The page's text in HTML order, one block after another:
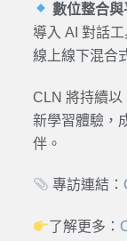
數位整合與
導入 AI 對話
線上線下混合
CLN 將持續以
新學習體驗，
伴。
專訪連結：
了解更多：